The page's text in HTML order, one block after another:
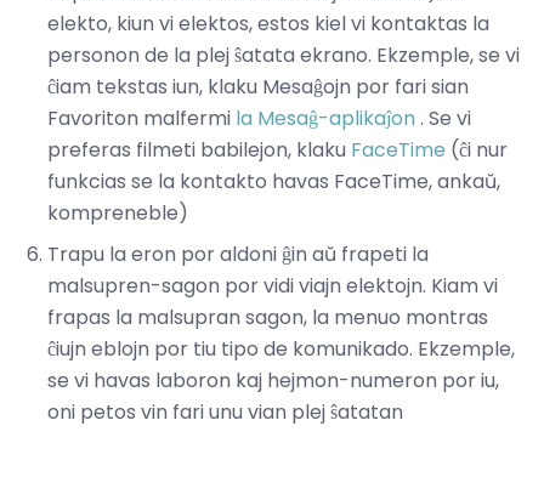
elekto, kiun vi elektos, estos kiel vi kontaktas la
personon de la plej ŝatata ekrano. Ekzemple, se vi
ĉiam tekstas iun, klaku Mesaĝojn por fari sian
Favoriton malfermi la Mesaĝ-aplikaĵon. Se vi
preferas filmeti babilejon, klaku FaceTime (ĉi nur
funkcias se la kontakto havas FaceTime, ankaŭ,
kompreneble)
Trapu la eron por aldoni ĝin aŭ frapeti la
malsupren-sagon por vidi viajn elektojn. Kiam vi
frapas la malsupran sagon, la menuo montras
ĉiujn eblojn por tiu tipo de komunikado. Ekzemple,
se vi havas laboron kaj hejmon-numeron por iu,
oni petos vin fari unu vian plej ŝatatan